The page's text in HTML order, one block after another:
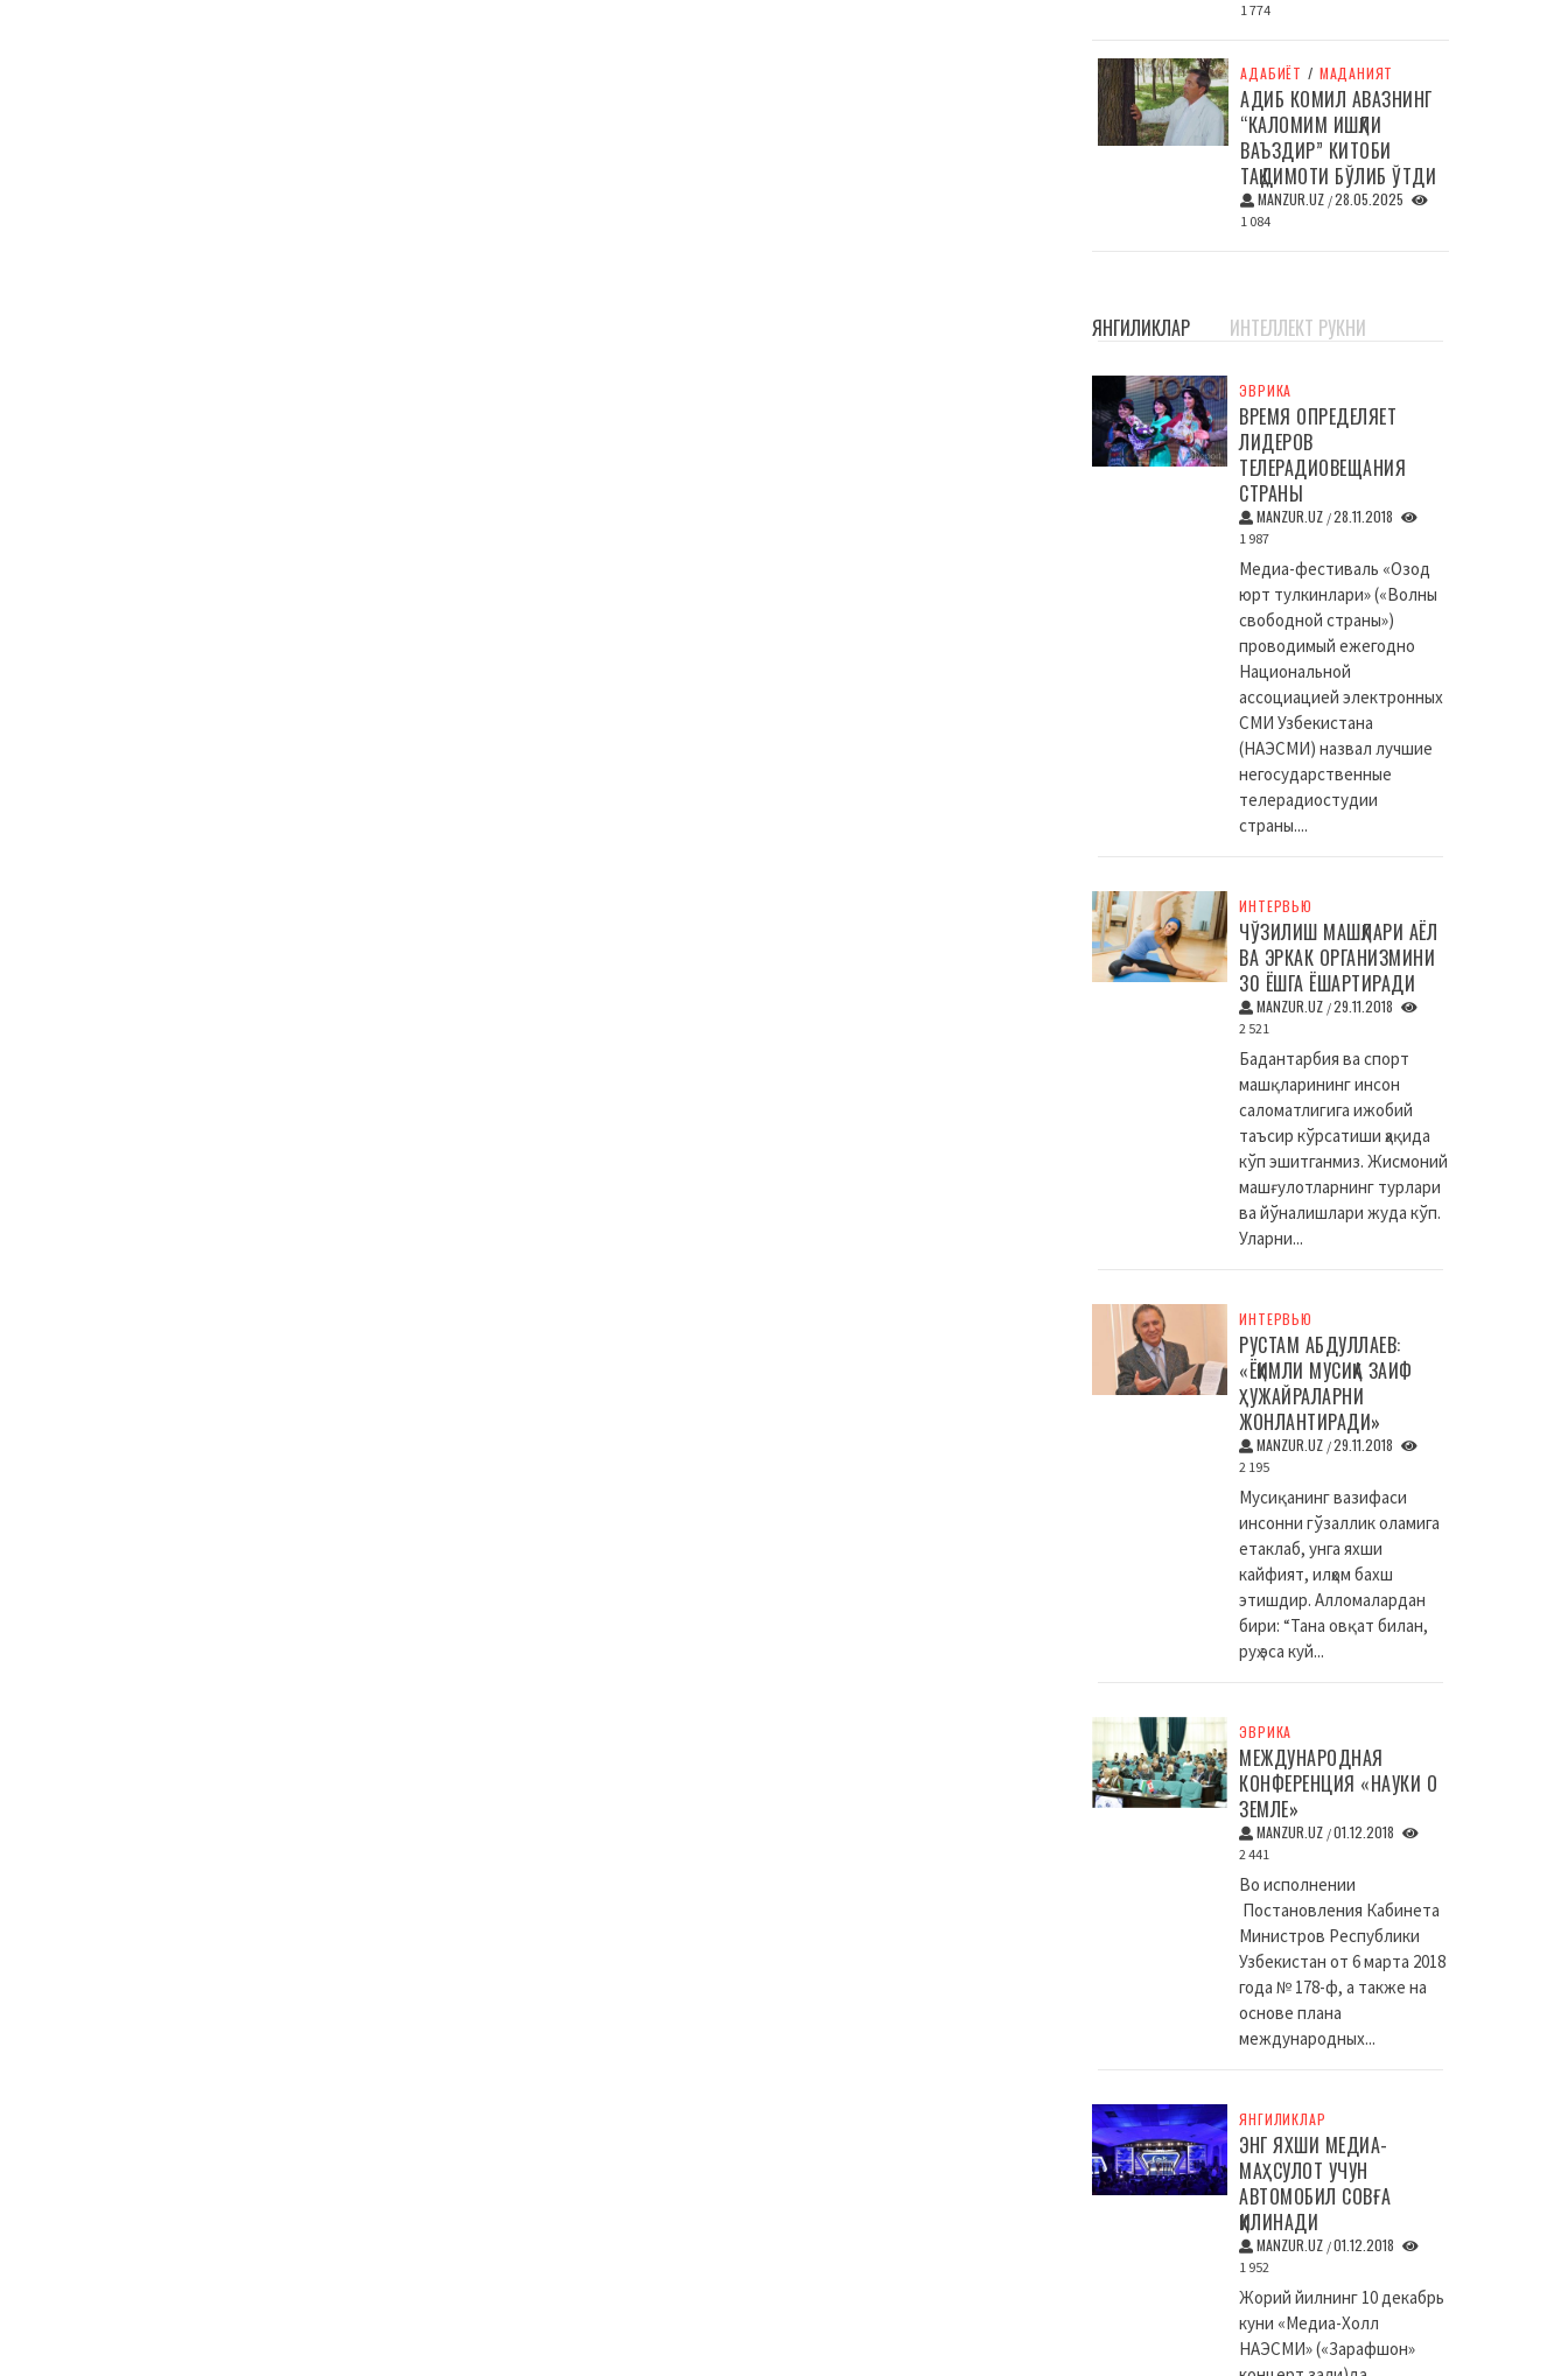
1 774
АДАБИЁТ / МАДАНИЯТ
АДИБ КОМИЛ АВАЗНИНГ
“КАЛОМИМ ИШҚЛИ
ВАЪЗДИР” КИТОБИ
ТАҚДИМОТИ БЎЛИБ ЎТДИ
MANZUR.UZ /28.05.2025
1 084
ЯНГИЛИКЛАР ИНТЕЛЛЕКТ РУКНИ
ЭВРИКА
ВРЕМЯ ОПРЕДЕЛЯЕТ
ЛИДЕРОВ
ТЕЛЕРАДИОВЕЩАНИЯ
СТРАНЫ
MANZUR.UZ /28.11.2018
1 987
Медиа-фестиваль «Озод
юрт тулкинлари» («Волны
свободной страны»)
проводимый ежегодно
Национальной
ассоциацией электронных
СМИ Узбекистана
(НАЭСМИ) назвал лучшие
негосударственные
телерадиостудии
страны....
ИНТЕРВЬЮ
ЧЎЗИЛИШ МАШҚЛАРИ АЁЛ
ВА ЭРКАК ОРГАНИЗМИНИ
30 ЁШГА ЁШАРТИРАДИ
MANZUR.UZ /29.11.2018
2 521
Бадантарбия ва спорт
машқларининг инсон
саломатлигига ижобий
таъсир кўрсатиши ҳақида
кўп эшитганмиз. Жисмоний
машғулотларнинг турлари
ва йўналишлари жуда кўп.
Уларни...
ИНТЕРВЬЮ
РУСТАМ АБДУЛЛАЕВ:
«ЁҚИМЛИ МУСИҚА ЗАИФ
ҲУЖАЙРАЛАРНИ
ЖОНЛАНТИРАДИ»
MANZUR.UZ /29.11.2018
2 195
Мусиқанинг вазифаси
инсонни гўзаллик оламига
етаклаб, унга яхши
кайфият, илҳом бахш
этишдир. Алломалардан
бири: “Тана овқат билан,
руҳ эса куй...
ЭВРИКА
МЕЖДУНАРОДНАЯ
КОНФЕРЕНЦИЯ «НАУКИ О
ЗЕМЛЕ»
MANZUR.UZ /01.12.2018
2 441
Во исполнении
Постановления Кабинета
Министров Республики
Узбекистан от 6 марта 2018
года № 178-ф, а также на
основе плана
международных...
ЯНГИЛИКЛАР
ЭНГ ЯХШИ МЕДИА-
МАҲСУЛОТ УЧУН
АВТОМОБИЛ СОВҒА
ҚИЛИНАДИ
MANZUR.UZ /01.12.2018
1 952
Жорий йилнинг 10 декабрь
куни «Медиа-Холл
НАЭСМИ» («Зарафшон»